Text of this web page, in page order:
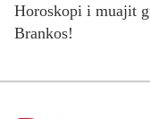
Horoskopi i muajit
Brankos!